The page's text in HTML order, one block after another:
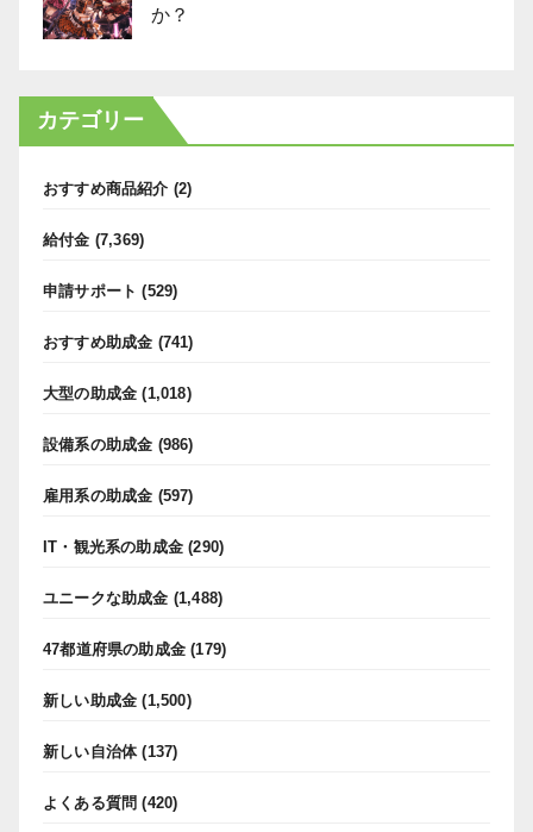
か？
カテゴリー
おすすめ商品紹介 (2)
給付金 (7,369)
申請サポート (529)
おすすめ助成金 (741)
大型の助成金 (1,018)
設備系の助成金 (986)
雇用系の助成金 (597)
IT・観光系の助成金 (290)
ユニークな助成金 (1,488)
47都道府県の助成金 (179)
新しい助成金 (1,500)
新しい自治体(137)
よくある質問 (420)